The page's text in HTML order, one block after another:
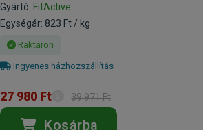
Gyártó: FitActive
Egységár: 823 Ft / kg
Raktáron
Ingyenes házhozszállítás
27 980 Ft 39 971 Ft
Kosárba